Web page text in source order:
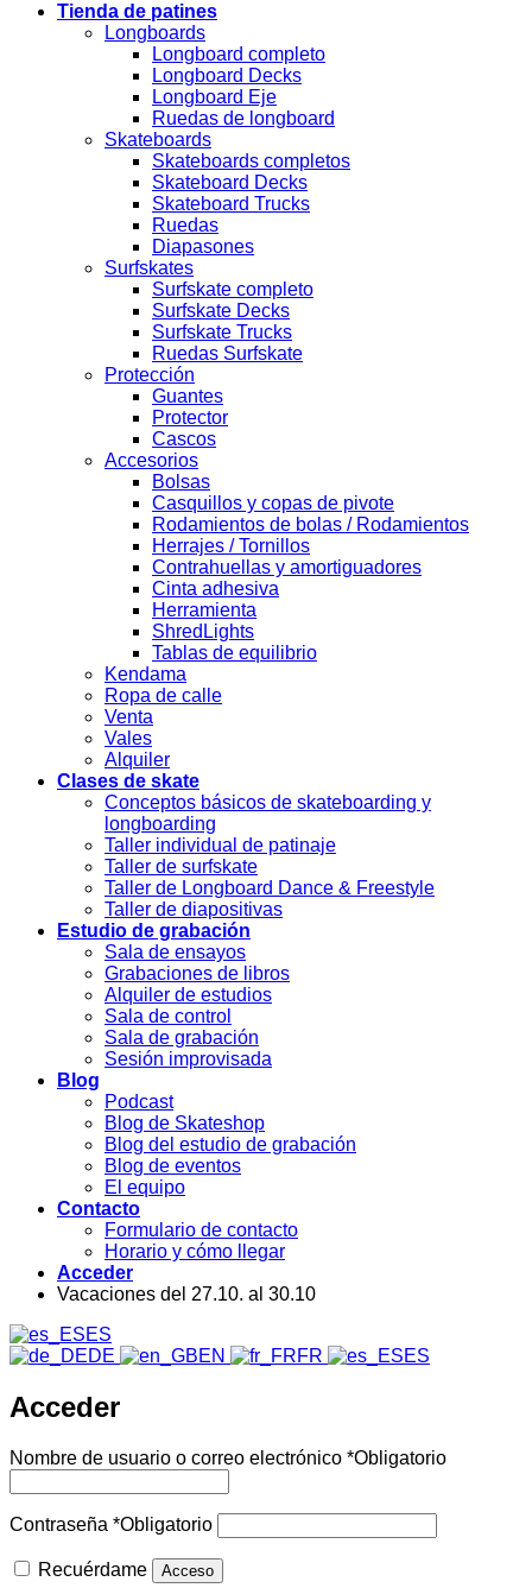
Tienda de patines
Longboards
Longboard completo
Longboard Decks
Longboard Eje
Ruedas de longboard
Skateboards
Skateboards completos
Skateboard Decks
Skateboard Trucks
Ruedas
Diapasones
Surfskates
Surfskate completo
Surfskate Decks
Surfskate Trucks
Ruedas Surfskate
Protección
Guantes
Protector
Cascos
Accesorios
Bolsas
Casquillos y copas de pivote
Rodamientos de bolas / Rodamientos
Herrajes / Tornillos
Contrahuellas y amortiguadores
Cinta adhesiva
Herramienta
ShredLights
Tablas de equilibrio
Kendama
Ropa de calle
Venta
Vales
Alquiler
Clases de skate
Conceptos básicos de skateboarding y
longboarding
Taller individual de patinaje
Taller de surfskate
Taller de Longboard Dance & Freestyle
Taller de diapositivas
Estudio de grabación
Sala de ensayos
Grabaciones de libros
Alquiler de estudios
Sala de control
Sala de grabación
Sesión improvisada
Blog
Podcast
Blog de Skateshop
Blog del estudio de grabación
Blog de eventos
El equipo
Contacto
Formulario de contacto
Horario y cómo llegar
Acceder
Vacaciones del 27.10. al 30.10
ES
DE
EN FR ES
Acceder
Nombre de usuario o correo electrónico *Obligatorio
Contraseña *Obligatorio
Recuérdame Acceso